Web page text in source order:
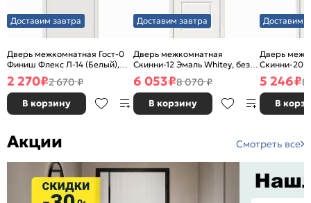
Доставим завтра
Дверь межкомнатная Гост-0
Финиш Флекс Л-14 (Белый),
глухая, каркасно-щитовая
2 270₽2 670 ₽
В корзину
Доставим завтра
Дверь межкомнатная
Скинни-12 Эмаль Whitey, без
декора, глухая, без стекла,
без кромки, скиновая
6 053₽8 070 ₽
В корзину
Доставим
Дверь
Скинни-20
декора,
без кромки,
5 246₽8
В
Акции Смотреть все